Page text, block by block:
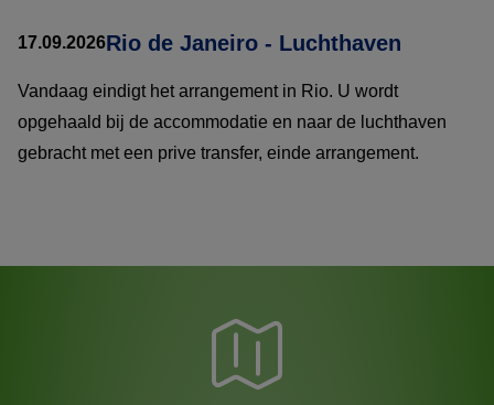
17.09.2026Rio de Janeiro - Luchthaven
Vandaag eindigt het arrangement in Rio. U wordt
opgehaald bij de accommodatie en naar de luchthaven
gebracht met een prive transfer, einde arrangement.